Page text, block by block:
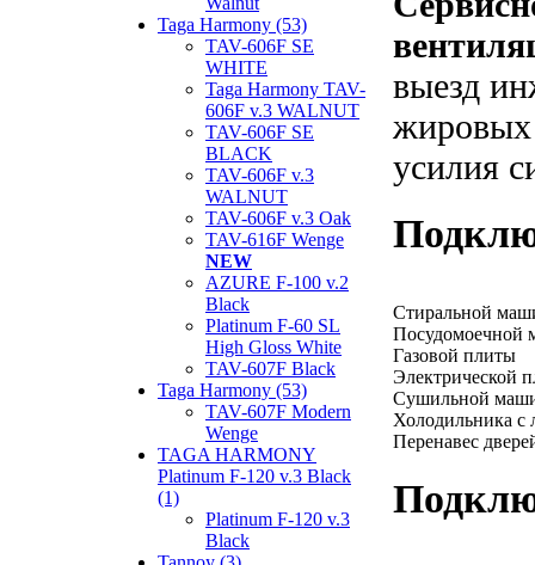
Taga Harmony (53)
TAV-606F SE
WHITE
Taga Harmony TAV-
606F v.3 WALNUT
TAV-606F SE
BLACK
TAV-606F v.3
WALNUT
TAV-606F v.3 Oak
TAV-616F Wenge
NEW
AZURE F-100 v.2
Black
Platinum F-60 SL
High Gloss White
TAV-607F Black
Taga Harmony (53)
TAV-607F Modern
Wenge
TAGA HARMONY
Platinum F-120 v.3 Black
(1)
Platinum F-120 v.3
Black
выезд
жировых
усилия
Стиральной
Посудомоечной
Газовой плиты
Электрической
Сушильной
Холодильника с
Перенавес